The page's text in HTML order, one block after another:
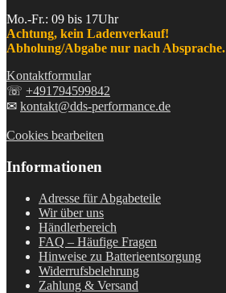
Mo.-Fr.: 09 bis 17Uhr
Achtung, kein Ladenverkauf!
Abholung/Abgabe nur nach Absprache.
Kontaktformular
☏ +491794599842
✉ kontakt@dds-performance.de
Cookies bearbeiten
Informationen
Adresse für Abgabeteile
Wir über uns
Händlerbereich
FAQ – Häufige Fragen
Hinweise zu Batterieentsorgung
Widerrufsbelehrung
Zahlung & Versand